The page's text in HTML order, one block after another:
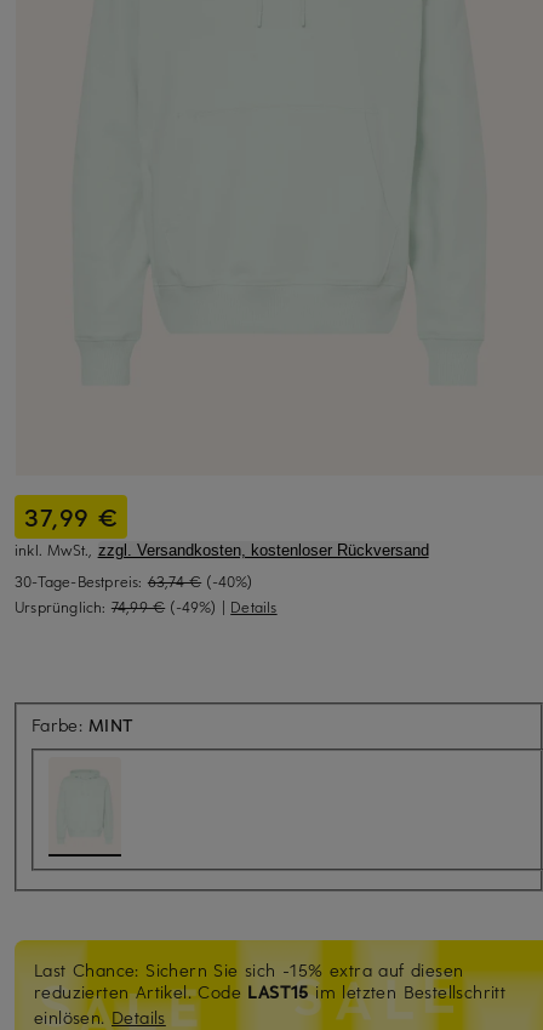
37,99 €
inkl. MwSt., zzgl. Versandkosten, kostenloser Rückversand
30-Tage-Bestpreis: 63,74 € (-40%)
Ursprünglich: 74,99 € (-49%) | Details
Farbe: MINT
Last Chance: Sichern Sie sich -15% extra auf diesen
reduzierten Artikel. Code LAST15im letzten Bestellschritt
einlösen.Details